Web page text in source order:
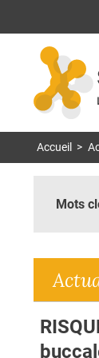
Accueil >
Mots